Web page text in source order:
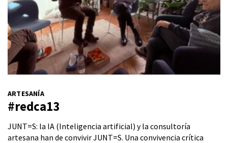
ARTESANÍA
#redca13
JUNT=S: la IA (Inteligencia artificial) y la consultoría
artesana han de convivir JUNT=S. Una convivencia crítica